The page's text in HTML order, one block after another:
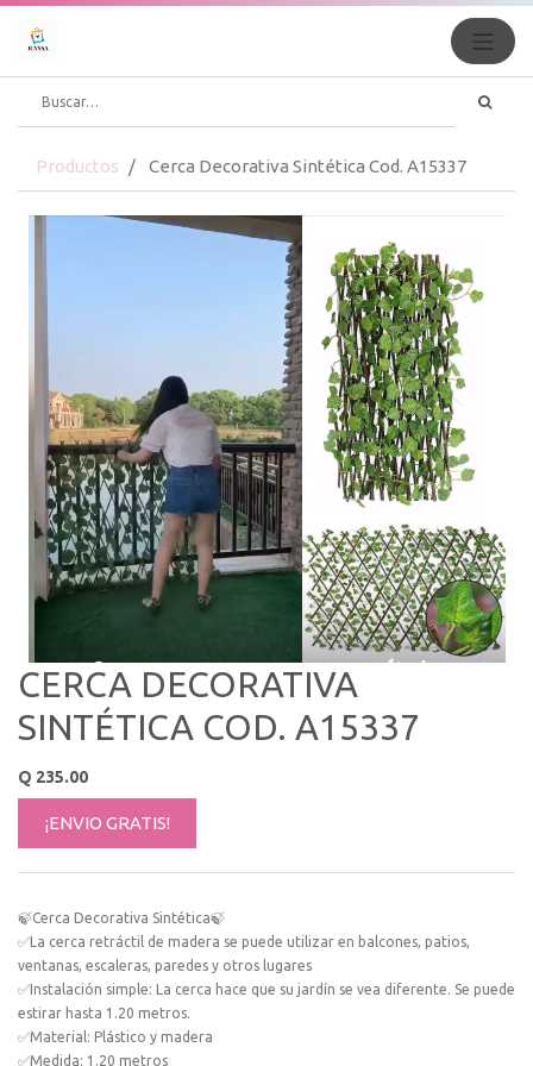
Productos Cerca Decorativa Sintética Cod. A15337
CERCA DECORATIVA
SINTÉTICA COD. A15337
Q 235.00
¡ENVIO GRATIS!
🍃Cerca Decorativa Sintética🍃
✅La cerca retráctil de madera se puede utilizar en balcones, patios,
ventanas, escaleras, paredes y otros lugares
✅Instalación simple: La cerca hace que su jardín se vea diferente. Se puede
estirar hasta 1.20 metros.
✅Material: Plástico y madera
✅Medida: 1.20 metros